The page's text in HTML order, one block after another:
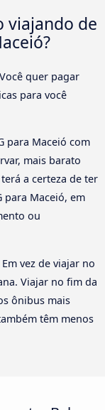
viajando de
quer pagar
para você
para Maceió com
mais barato
a certeza de ter
Maceió, em
ou
vez de viajar no
Viajar no fim da
ônibus mais
têm menos